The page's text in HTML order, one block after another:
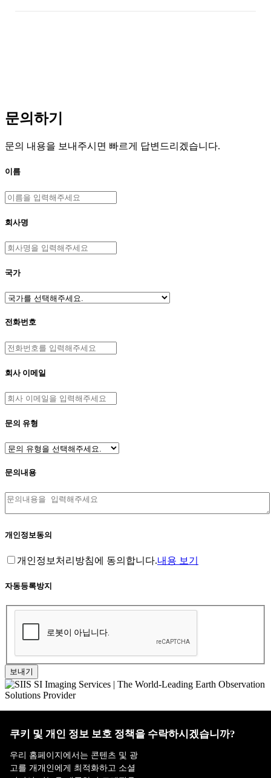
문의하기
문의 내용을 보내주시면 빠르게 답변드리겠습니다.
이름
회사명
국가
전화번호
회사 이메일
문의 유형
문의내용
개인정보동의
개인정보처리방침에 동의합니다.내용 보기
자동등록방지
보내기
3층TEL : 042-341-0401
쿠키 및 개인 정보 보호 정책을 수락하시겠습니까?
우리 홈페이지에서는 콘텐츠 및 광
고를 개개인에게 최적화하고 소셜